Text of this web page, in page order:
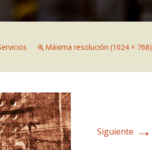
Máxima resolución (1024 × 768)
Siguiente →